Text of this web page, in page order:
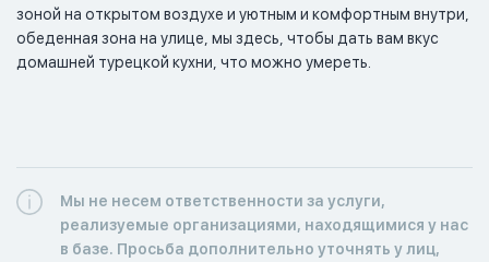
зоной на открытом воздухе и уютным и комфортным внутри,
обеденная зона на улице, мы здесь, чтобы дать вам вкус
домашней турецкой кухни, что можно умереть.
Мы не несем ответственности за услуги,
реализуемые организациями, находящимися у нас
в базе. Просьба дополнительно уточнять у лиц,